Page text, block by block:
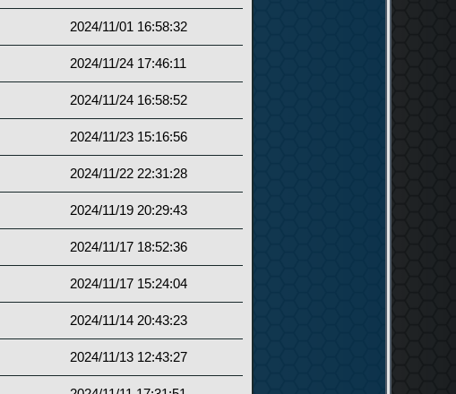
2024/11/01 16:58:32
2024/11/24 17:46:11
2024/11/24 16:58:52
2024/11/23 15:16:56
2024/11/22 22:31:28
2024/11/19 20:29:43
2024/11/17 18:52:36
2024/11/17 15:24:04
2024/11/14 20:43:23
2024/11/13 12:43:27